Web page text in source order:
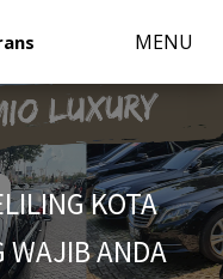
MENU
KOTA
WAJIB ANDA